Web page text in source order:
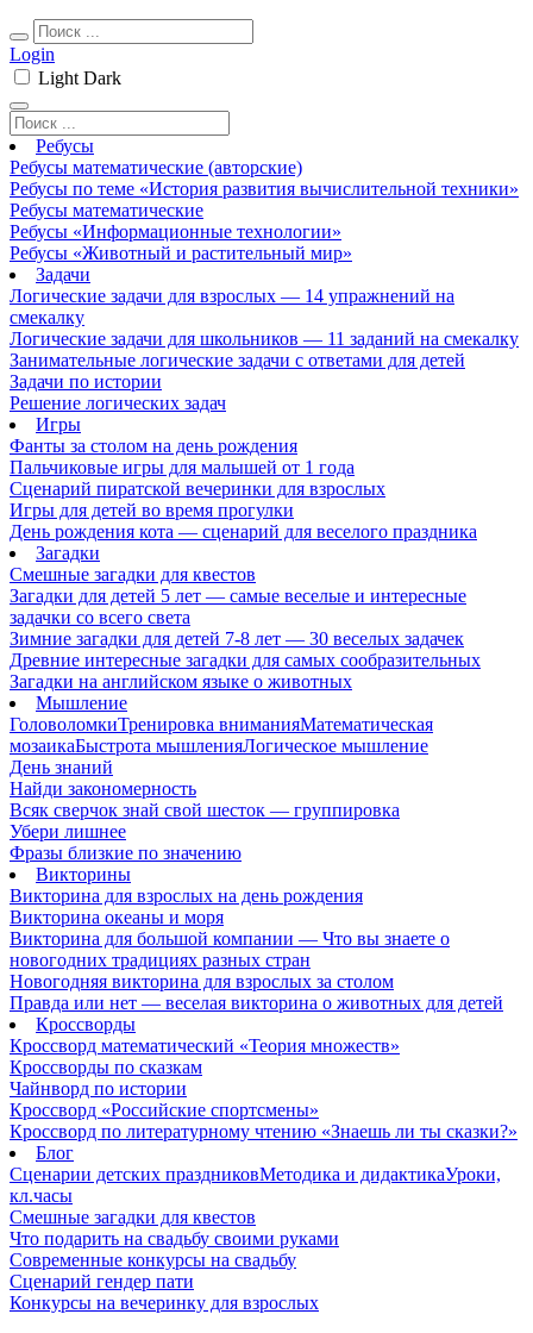
Login
Light Dark
Ребусы
Ребусы математические (авторские)
Ребусы по теме «История развития вычислительной техники»
Ребусы математические
Ребусы «Информационные технологии»
Ребусы «Животный и растительный мир»
Задачи
Логические задачи для взрослых — 14 упражнений на
смекалку
Логические задачи для школьников — 11 заданий на смекалку
Занимательные логические задачи с ответами для детей
Задачи по истории
Решение логических задач
Игры
Фанты за столом на день рождения
Пальчиковые игры для малышей от 1 года
Сценарий пиратской вечеринки для взрослых
Игры для детей во время прогулки
День рождения кота — сценарий для веселого праздника
Загадки
Смешные загадки для квестов
Загадки для детей 5 лет — самые веселые и интересные
задачки со всего света
Зимние загадки для детей 7-8 лет — 30 веселых задачек
Древние интересные загадки для самых сообразительных
Загадки на английском языке о животных
Мышление
ГоловоломкиТренировка вниманияМатематическая
мозаикаБыстрота мышленияЛогическое мышление
День знаний
Найди закономерность
Всяк сверчок знай свой шесток — группировка
Убери лишнее
Фразы близкие по значению
Викторины
Викторина для взрослых на день рождения
Викторина океаны и моря
Викторина для большой компании — Что вы знаете о
новогодних традициях разных стран
Новогодняя викторина для взрослых за столом
Правда или нет — веселая викторина о животных для детей
Кроссворды
Кроссворд математический «Теория множеств»
Кроссворды по сказкам
Чайнворд по истории
Кроссворд «Российские спортсмены»
Кроссворд по литературному чтению «Знаешь ли ты сказки?»
Блог
Сценарии детских праздниковМетодика и дидактикаУроки,
кл.часы
Смешные загадки для квестов
Что подарить на свадьбу своими руками
Современные конкурсы на свадьбу
Сценарий гендер пати
Конкурсы на вечеринку для взрослых